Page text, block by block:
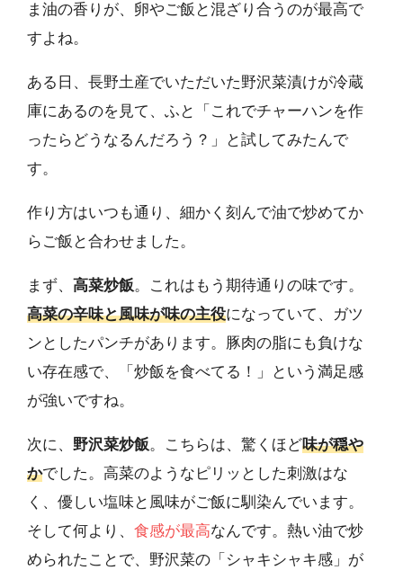
ま油の香りが、卵やご飯と混ざり合うのが最高で
すよね。
ある日、長野土産でいただいた野沢菜漬けが冷蔵
庫にあるのを見て、ふと「これでチャーハンを作
ったらどうなるんだろう？」と試してみたんで
す。
作り方はいつも通り、細かく刻んで油で炒めてか
らご飯と合わせました。
まず、 高菜炒飯。これはもう期待通りの味です。
高菜の辛味と風味が味の主役になっていて、ガツ
ンとしたパンチがあります。豚肉の脂にも負けな
い存在感で、「炒飯を食べてる！」という満足感
が強いですね。
次に、 野沢菜炒飯。こちらは、驚くほど味が穏や
かでした。高菜のようなピリッとした刺激はな
く、優しい塩味と風味がご飯に馴染んでいます。
そして何より、 食感が最高なんです。熱い油で炒
められたことで、野沢菜の「シャキシャキ感」が